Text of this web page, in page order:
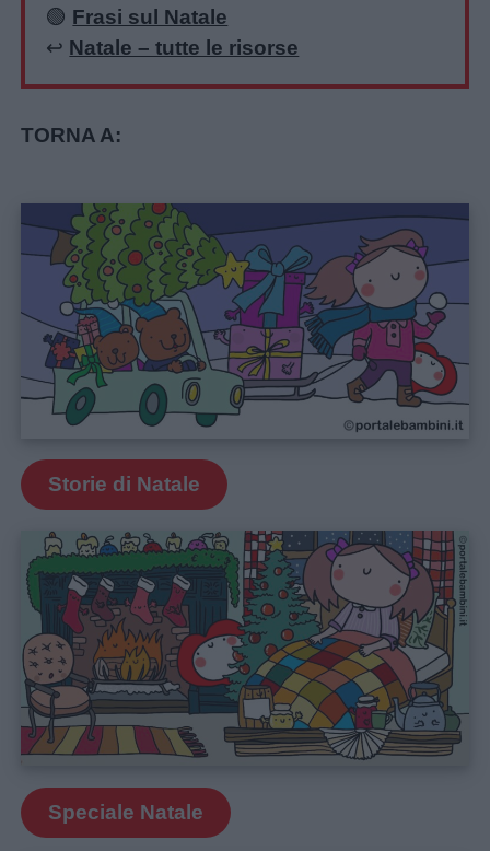
🟢 Frasi sul Natale
↩️ Natale – tutte le risorse
TORNA A:
Storie di Natale
Speciale Natale